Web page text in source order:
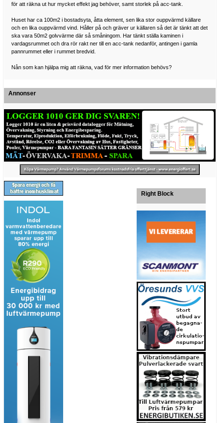
för att räkna ut hur mycket effekt jag behöver, samt storlek på acc-tank.
Huset har ca 100m2 i bostadsyta, åtta element, sen lika stor ouppvärmd källare
och en lika ouppvärmd vind. Håller på och gräver ur källaren så det är tänkt att det
ska vara 50m2 golvvärme där så småningom. Har tänkt ställa kaminen i
vardagsrummet och dra rör rakt ner till en acc-tank nedanför, antingen i gamla
pannrummet eller i rummet bredvid.
Nån som kan hjälpa mig att räkna, vad för mer information behövs?
Annonser
Right Block